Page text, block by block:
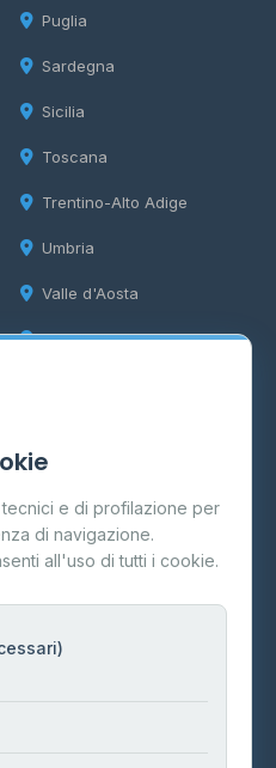
Puglia
Sardegna
Sicilia
Toscana
Trentino-Alto Adige
Umbria
Valle d'Aosta
Veneto
e di profilazione per
di navigazione.
all'uso di tutti i cookie.